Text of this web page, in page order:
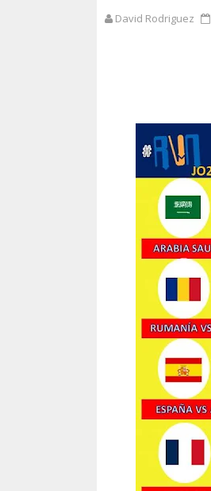
David Rodriguez